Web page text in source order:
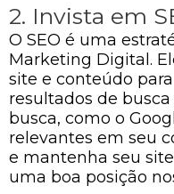
2. Invista em
O SEO é uma
Marketing Digital.
site e conteúdo
resultados de
busca, como o
relevantes em seu
e mantenha seu
uma boa posição